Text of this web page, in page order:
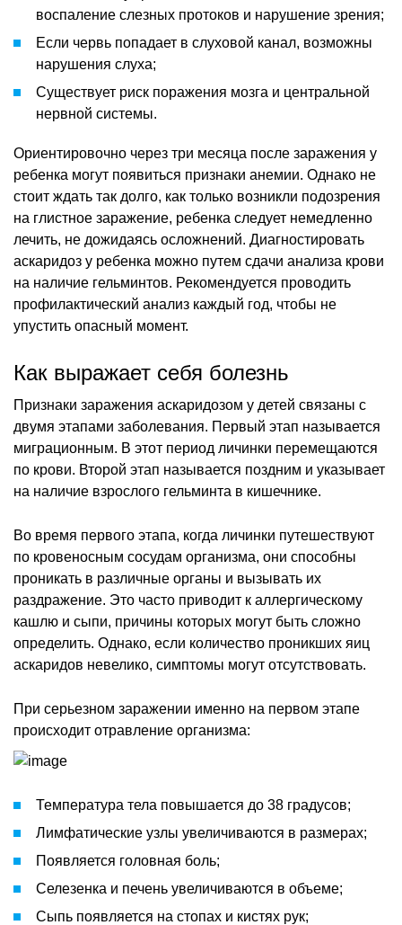
воспаление слезных протоков и нарушение зрения;
Если червь попадает в слуховой канал, возможны
нарушения слуха;
Существует риск поражения мозга и центральной
нервной системы.
Ориентировочно через три месяца после заражения у
ребенка могут появиться признаки анемии. Однако не
стоит ждать так долго, как только возникли подозрения
на глистное заражение, ребенка следует немедленно
лечить, не дожидаясь осложнений. Диагностировать
аскаридоз у ребенка можно путем сдачи анализа крови
на наличие гельминтов. Рекомендуется проводить
профилактический анализ каждый год, чтобы не
упустить опасный момент.
Как выражает себя болезнь
Признаки заражения аскаридозом у детей связаны с
двумя этапами заболевания. Первый этап называется
миграционным. В этот период личинки перемещаются
по крови. Второй этап называется поздним и указывает
на наличие взрослого гельминта в кишечнике.
Во время первого этапа, когда личинки путешествуют
по кровеносным сосудам организма, они способны
проникать в различные органы и вызывать их
раздражение. Это часто приводит к аллергическому
кашлю и сыпи, причины которых могут быть сложно
определить. Однако, если количество проникших яиц
аскаридов невелико, симптомы могут отсутствовать.
При серьезном заражении именно на первом этапе
происходит отравление организма:
Температура тела повышается до 38 градусов;
Лимфатические узлы увеличиваются в размерах;
Появляется головная боль;
Селезенка и печень увеличиваются в объеме;
Сыпь появляется на стопах и кистях рук;